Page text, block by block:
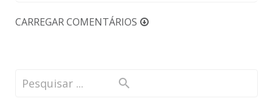
CARREGAR COMENTÁRIOS